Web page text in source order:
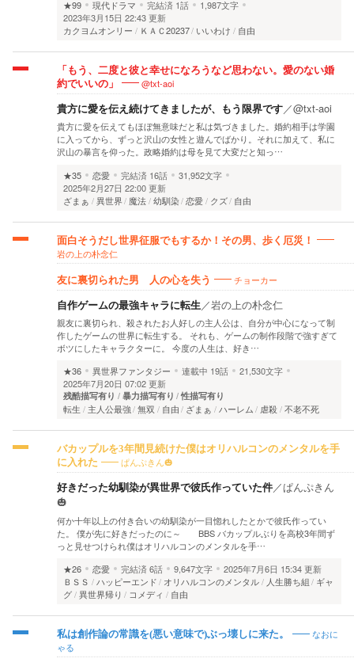
★99
現代ドラマ 完結済 1話
1,987文字
2023年3月15日 22:43 更新
カクヨムオンリー
ＫＡＣ20237 いいわけ 自由
「もう、二度と彼と幸せになろうなど思わない。愛のない婚
約でいいの」
@txt-aoi
貴方に愛を伝え続けてきましたが、もう限界です／@txt-aoi
貴方に愛を伝えてもほぼ無意味だと私は気づきました。婚約相手は学園
に入ってから、ずっと沢山の女性と遊んでばかり。それに加えて、私に
沢山の暴言を仰った。政略婚約は母を見て大変だと知っ…
★35
恋愛 完結済 16話
31,952文字
2025年2月27日 22:00 更新
ざまぁ
異世界 魔法 幼馴染 恋愛 クズ 自由
面白そうだし世界征服でもするか！その男、歩く厄災！
岩の上の朴念仁
友に裏切られた男 人の心を失う チョーカー
自作ゲームの最強キャラに転生／岩の上の朴念仁
親友に裏切られ、殺されたお人好しの主人公は、自分が中心になって制
作したゲームの世界に転生する。 それも、ゲームの制作段階で強すぎて
ボツにしたキャラクターに。 今度の人生は、好き…
★36
異世界ファンタジー 連載中 19話
21,530文字
2025年7月20日 07:02 更新
残酷描写有り 暴力描写有り 性描写有り
転生 主人公最強 無双 自由 ざまぁ ハーレム 虐殺 不老不死
バカップルを3年間見続けた僕はオリハルコンのメンタルを手
に入れた
ぱんぷきん🎃
好きだった幼馴染が異世界で彼氏作っていた件／ぱんぷきん
🎃
何か十年以上の付き合いの幼馴染が一目惚れしたとかで彼氏作ってい
た。 僕が先に好きだったのに～ BBS バカップルぶりを高校3年間ず
っと見せつけられ僕はオリハルコンのメンタルを手…
★26
恋愛 完結済6話 9,647文字
2025年7月6日 15:34 更新
ＢＳＳ
ハッピーエンド オリハルコンのメンタル 人生勝ち組
ギャ
グ 異世界帰り コメディ 自由
私は創作論の常識を(悪い意味で)ぶっ壊しに来た。
なおに
ゃる